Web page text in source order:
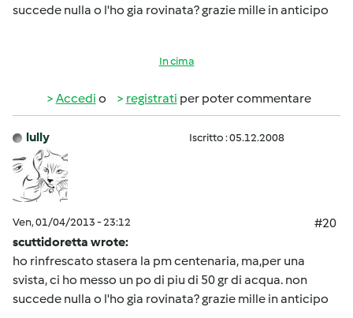
succede nulla o l'ho gia rovinata? grazie mille in anticipo
In cima
Accedi o registrati per poter commentare
lully Iscritto : 05.12.2008
Ven, 01/04/2013 - 23:12
#20
scuttidoretta wrote:
ho rinfrescato stasera la pm centenaria, ma,per una
svista, ci ho messo un po di piu di 50 gr di acqua. non
succede nulla o l'ho gia rovinata? grazie mille in anticipo